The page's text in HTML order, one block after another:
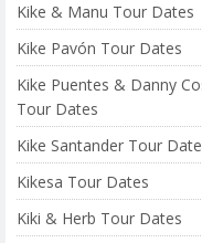
Kike & Manu Tour Dates
Kike Pavón Tour Dates
Kike Puentes & Danny
Tour Dates
Kike Santander Tour
Kikesa Tour Dates
Kiki & Herb Tour Dates